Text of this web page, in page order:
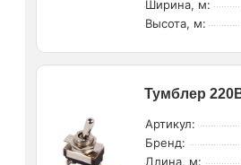
Ширина, м:
Высота, м:
Тумблер
Артикул:
Бренд:
Длина, м: